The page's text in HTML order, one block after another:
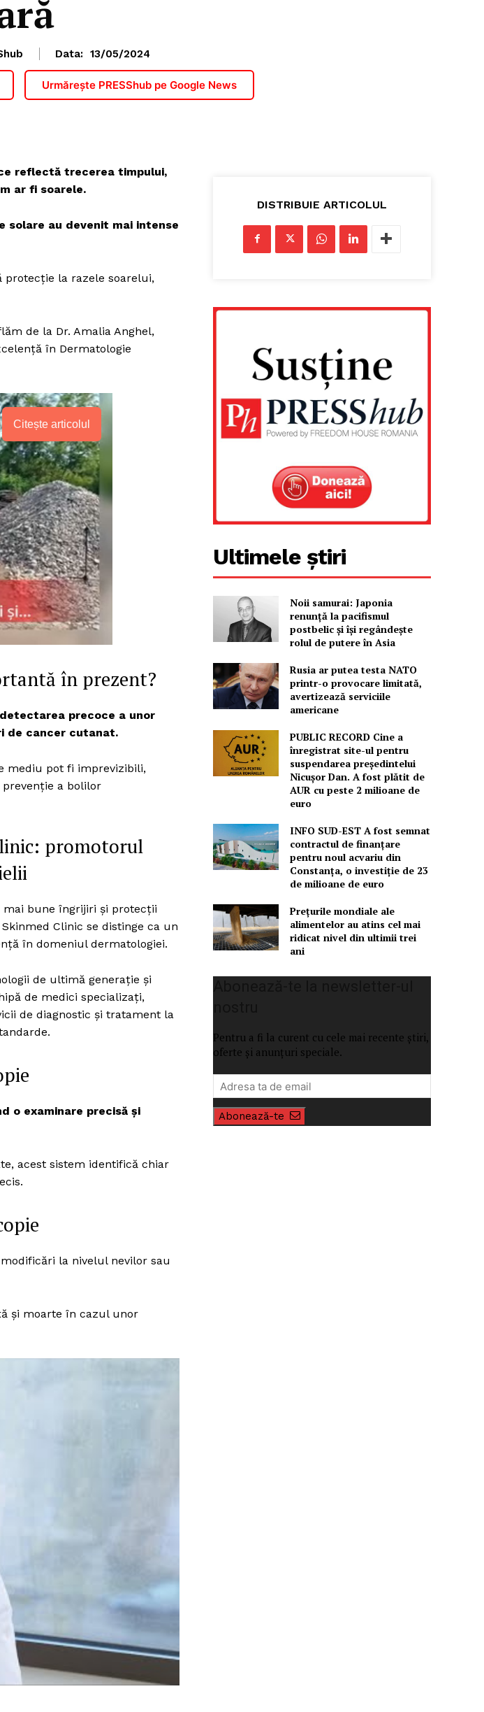
editoriale
Data: 13/05/2024
Urmărește PRESShub pe Google News
reflectă trecerea timpului,
ar fi soarele.
solare au devenit mai intense
protecție la razele soarelui,
de la Dr. Amalia Anghel,
în Dermatologie
Citește articolul
în prezent?
precoce a unor
de cancer cutanat.
mediu pot fi imprevizibili,
a bolilor
promotorul
mai bune îngrijiri și protecții
Clinic se distinge ca un
în domeniul dermatologiei.
de ultimă generație și
de medici specializați,
de diagnostic și tratament la
o examinare precisă și
acest sistem identifică chiar
la nivelul nevilor sau
și moarte în cazul unor
DISTRIBUIE ARTICOLUL
Ultimele știri
Noii samurai: Japonia
renunță la pacifismul
postbelic și își regândește
rolul de putere în Asia
Rusia ar putea testa NATO
printr-o provocare limitată,
avertizează serviciile
americane
PUBLIC RECORD Cine a
înregistrat site-ul pentru
suspendarea președintelui
Nicușor Dan. A fost plătit de
AUR cu peste 2 milioane de
euro
INFO SUD-EST A fost semnat
contractul de finanțare
pentru noul acvariu din
Constanța, o investiție de 23
de milioane de euro
Prețurile mondiale ale
alimentelor au atins cel mai
ridicat nivel din ultimii trei
ani
Pentru a fi la curent cu cele mai recente știri,
oferte și anunțuri speciale.
Abonează-te